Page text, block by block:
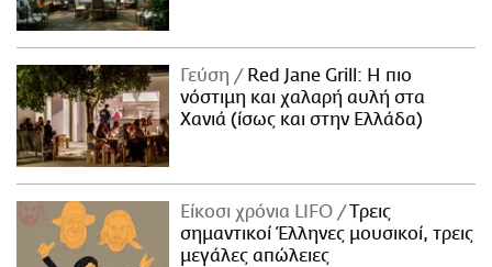
Γεύση
Red Jane Grill: Η πιο
νόστιμη και χαλαρή αυλή στα
Χανιά (ίσως και στην Ελλάδα)
Είκοσι χρόνια LIFO
Tρεις
σημαντικοί Έλληνες μουσικοί, τρεις
μεγάλες απώλειες